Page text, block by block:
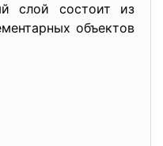
слой состоит из
объектов